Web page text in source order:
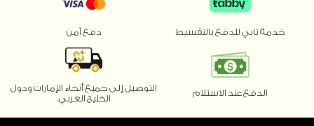
خدمة تابي للدفع بالتقسيط دفع آمن
الدفع عند الاستلام
التوصيل إلى جميع أنحاء الإمارات ودول
الخليج العربي.